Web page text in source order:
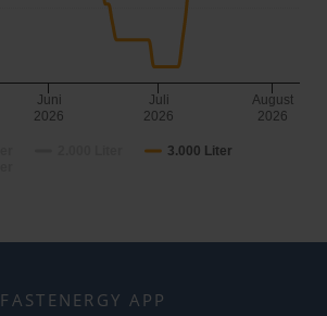
3.000 Liter
Juni
2026
Juli
2026
August
2026
FASTENERGY APP